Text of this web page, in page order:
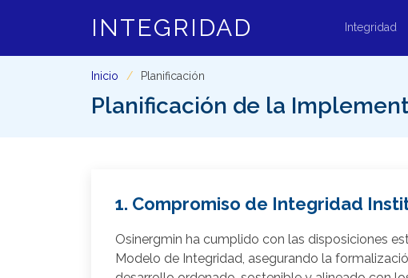
INTEGRIDAD Integridad
Inicio Planificación
Planificación de la
1. Compromiso de Integridad
Osinergmin ha cumplido con las disposiciones
Modelo de Integridad, asegurando la